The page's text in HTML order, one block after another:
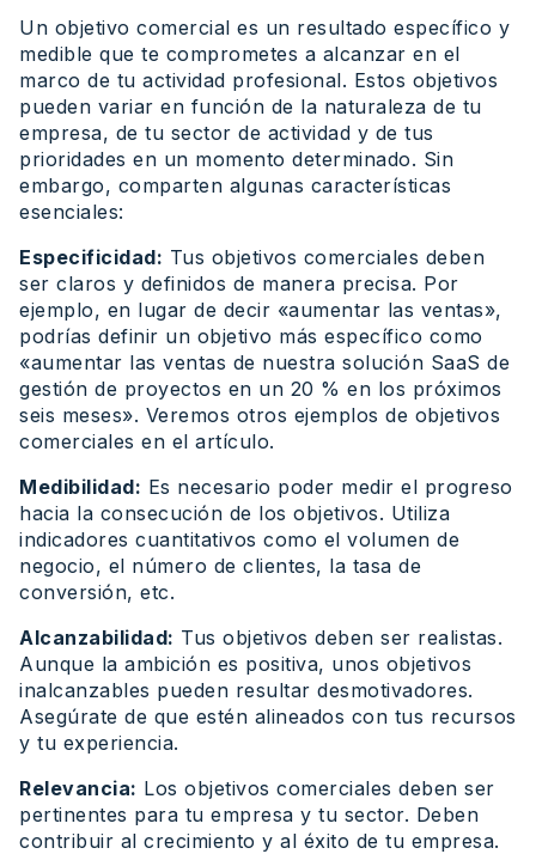
Un objetivo comercial es un resultado específico y
medible que te comprometes a alcanzar en el
marco de tu actividad profesional. Estos objetivos
pueden variar en función de la naturaleza de tu
empresa, de tu sector de actividad y de tus
prioridades en un momento determinado. Sin
embargo, comparten algunas características
esenciales:
Especificidad: Tus objetivos comerciales deben
ser claros y definidos de manera precisa. Por
ejemplo, en lugar de decir «aumentar las ventas»,
podrías definir un objetivo más específico como
«aumentar las ventas de nuestra solución SaaS de
gestión de proyectos en un 20 % en los próximos
seis meses». Veremos otros ejemplos de objetivos
comerciales en el artículo.
Medibilidad: Es necesario poder medir el progreso
hacia la consecución de los objetivos. Utiliza
indicadores cuantitativos como el volumen de
negocio, el número de clientes, la tasa de
conversión, etc.
Alcanzabilidad: Tus objetivos deben ser realistas.
Aunque la ambición es positiva, unos objetivos
inalcanzables pueden resultar desmotivadores.
Asegúrate de que estén alineados con tus recursos
y tu experiencia.
Relevancia: Los objetivos comerciales deben ser
pertinentes para tu empresa y tu sector. Deben
contribuir al crecimiento y al éxito de tu empresa.